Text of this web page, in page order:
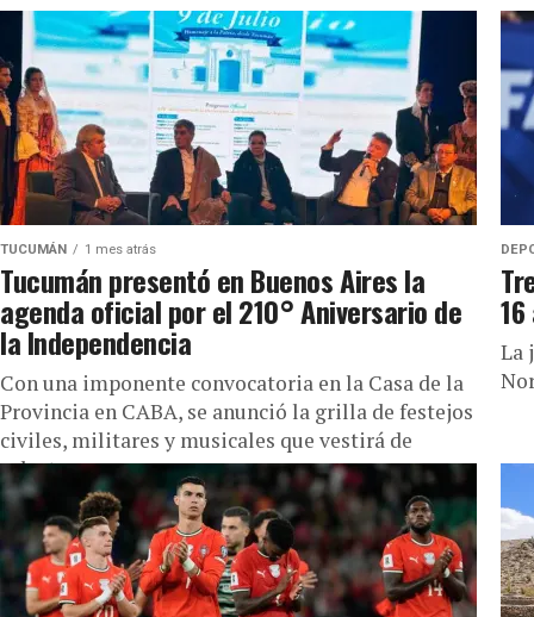
TUCUMÁN 1 mes atrás
Tucumán presentó en Buenos Aires la
agenda oficial por el 210° Aniversario de
la Independencia
Con una imponente convocatoria en la Casa de la
Provincia en CABA, se anunció la grilla de festejos
civiles, militares y musicales que vestirá de
celeste...
La